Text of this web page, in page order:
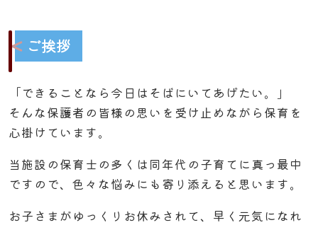
ご挨拶
「できることなら今日はそばにいてあげたい。」
そんな保護者の皆様の思いを受け止めながら保育を
心掛けています。
当施設の保育士の多くは同年代の子育てに真っ最中
ですので、色々な悩みにも寄り添えると思います。
お子さまがゆっくりお休みされて、早く元気になれ